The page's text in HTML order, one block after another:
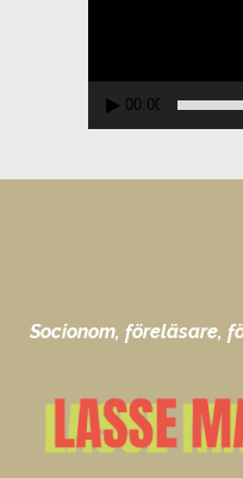
00:00
Socionom, föreläsare,